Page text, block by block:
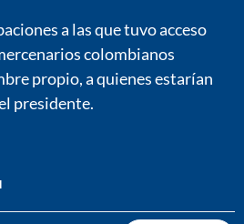
a las que tuvo acceso
colombianos
propio, a quienes estarían
presidente.